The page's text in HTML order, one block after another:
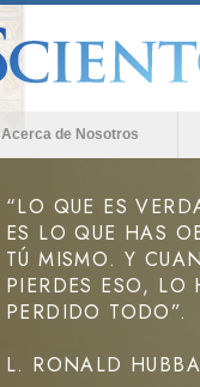
Acerca de Nosotros
“LO QUE ES
ES LO QUE HAS
TÚ MISMO. Y
PIERDES ESO, LO
PERDIDO TODO”.
L. RONALD